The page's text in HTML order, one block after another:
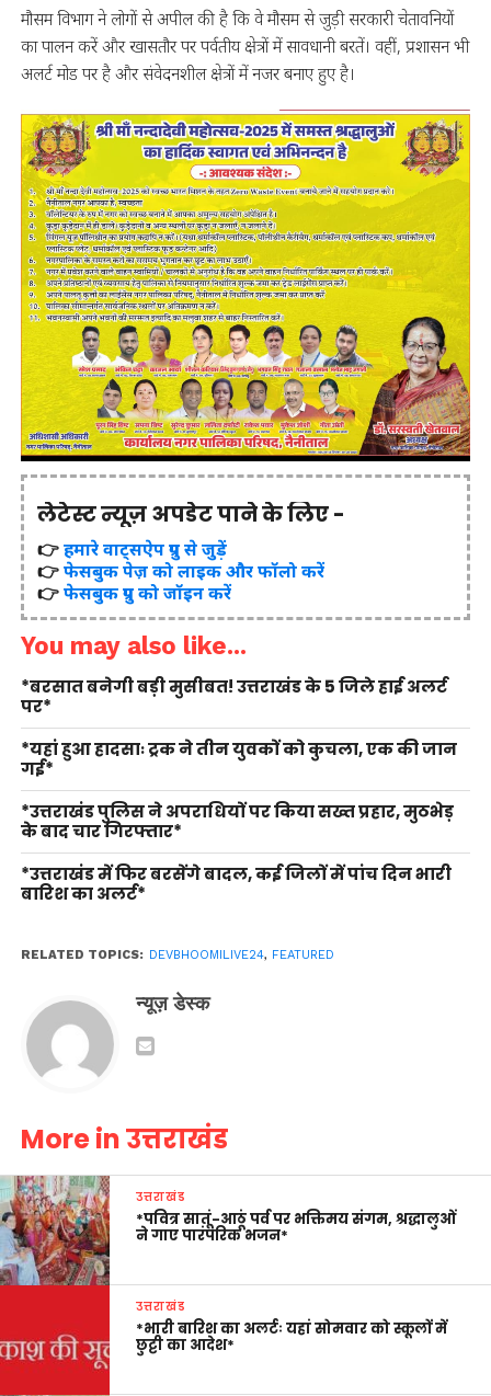
मौसम विभाग ने लोगों से अपील की है कि वे मौसम से जुड़ी सरकारी चेतावनियों
का पालन करें और खासतौर पर पर्वतीय क्षेत्रों में सावधानी बरतें। वहीं, प्रशासन भी
अलर्ट मोड पर है और संवेदनशील क्षेत्रों में नजर बनाए हुए है।
लेटेस्ट न्यूज़ अपडेट पाने के लिए -
👉हमारे वाट्सऐप ग्रुप से जुड़ें
👉फेसबुक पेज़ को लाइक और फॉलो करें
👉फेसबुक ग्रुप को जॉइन करें
You may also like...
*बरसात बनेगी बड़ी मुसीबत! उत्तराखंड के 5 जिले हाई अलर्ट
पर*
*यहां हुआ हादसाः ट्रक ने तीन युवकों को कुचला, एक की जान
गई*
*उत्तराखंड पुलिस ने अपराधियों पर किया सख्त प्रहार, मुठभेड़
के बाद चार गिरफ्तार*
*उत्तराखंड में फिर बरसेंगे बादल, कई जिलों में पांच दिन भारी
बारिश का अलर्ट*
RELATED TOPICS: DEVBHOOMILIVE24, FEATURED
न्यूज़ डेस्क
More in उत्तराखंड
उत्तराखंड
*पवित्र सातूं-आठूं पर्व पर भक्तिमय संगम, श्रद्धालुओं
ने गाए पारंपरिक भजन*
उत्तराखंड
*भारी बारिश का अलर्टः यहां सोमवार को स्कूलों में
छुट्टी का आदेश*